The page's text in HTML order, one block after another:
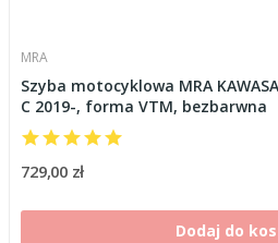
MRA
Szyba motocyklowa MRA
C 2019-, forma VTM, bezbarwna
729,00 zł
Dodaj do